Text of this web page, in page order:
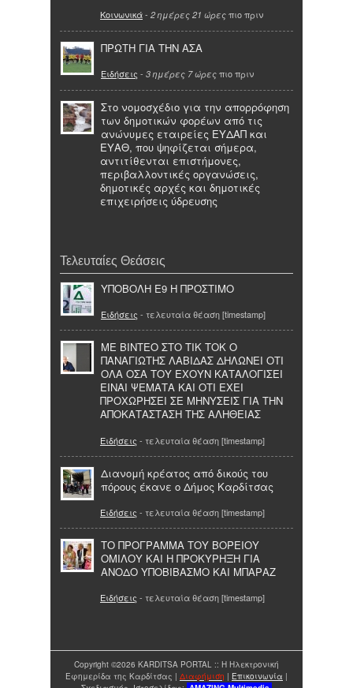
Κοινωνικά- 2 ημέρες 21 ώρες πιο πριν
ΠΡΩΤΗ ΓΙΑ ΤΗΝ ΑΣΑ
Ειδήσεις - 3 ημέρες 7 ώρες πιο πριν
Στο νομοσχέδιο για την απορρόφηση
των δημοτικών φορέων από τις
ανώνυμες εταιρείες ΕΥΔΑΠ και
ΕΥΑΘ, που ψηφίζεται σήμερα,
αντιτίθενται επιστήμονες,
περιβαλλοντικές οργανώσεις,
δημοτικές αρχές και δημοτικές
επιχειρήσεις ύδρευσης
Τελευταίες Θεάσεις
ΥΠΟΒΟΛΗ Ε9 Η ΠΡΟΣΤΙΜΟ
Ειδήσεις - τελευταία θέαση [timestamp]
ΜΕ ΒΙΝΤΕΟ ΣΤΟ ΤΙΚ ΤΟΚ Ο
ΠΑΝΑΓΙΩΤΗΣ ΛΑΒΙΔΑΣ ΔΗΛΩΝΕΙ ΟΤΙ
ΟΛΑ ΟΣΑ ΤΟΥ ΕΧΟΥΝ ΚΑΤΑΛΟΓΙΣΕΙ
ΕΙΝΑΙ ΨΕΜΑΤΑ ΚΑΙ ΟΤΙ ΕΧΕΙ
ΠΡΟΧΩΡΗΣΕΙ ΣΕ ΜΗΝΥΣΕΙΣ ΓΙΑ ΤΗΝ
ΑΠΟΚΑΤΑΣΤΑΣΗ ΤΗΣ ΑΛΗΘΕΙΑΣ
Ειδήσεις - τελευταία θέαση [timestamp]
Διανομή κρέατος από δικούς του
πόρους έκανε ο Δήμος Καρδίτσας
Ειδήσεις - τελευταία θέαση [timestamp]
ΤΟ ΠΡΟΓΡΑΜΜΑ ΤΟΥ ΒΟΡΕΙΟΥ
ΟΜΙΛΟΥ ΚΑΙ Η ΠΡΟΚΥΡΗΞΗ ΓΙΑ
ΑΝΟΔΟ ΥΠΟΒΙΒΑΣΜΟ ΚΑΙ ΜΠΑΡΑΖ
Ειδήσεις - τελευταία θέαση [timestamp]
Copyright ©2026 KARDITSA PORTAL :: Η Ηλεκτρονική
Εφημερίδα της Καρδίτσας | Διαφήμιση | Επικοινωνία |